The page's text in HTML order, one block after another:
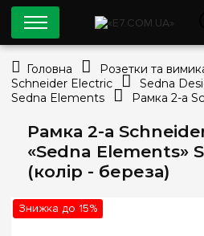
Рамка 2-а
«Sedna Elements»
(колір - береза)
Знижка до 15%
0
044
Головна
Розетки та
Schneider Electric
Sedna
Sedna Elements